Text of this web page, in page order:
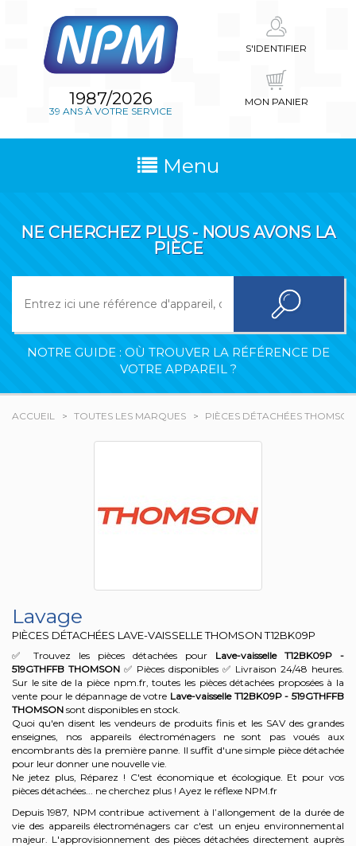
1987/2026
39 ANS À VOTRE SERVICE
S'IDENTIFIER
MON PANIER
Menu
NE CHERCHEZ PLUS - NOUS AVONS LA
PIÈCE
NOTRE GUIDE : OÙ TROUVER LA RÉFÉRENCE DE
VOTRE APPAREIL ?
ACCUEIL TOUTES LES MARQUES PIÈCES DÉTACHÉES THOMSON
Lavage
PIÈCES DÉTACHÉES LAVE-VAISSELLE THOMSONT12BK09P
✅ Trouvez les pièces détachées pour Lave-vaisselle T12BK09P -
519GTHFFB THOMSON ✅ Pièces disponibles ✅ Livraison 24/48 heures.
Sur le site de la pièce npm.fr, toutes les pièces détachées proposées à la
vente pour le dépannage de votre Lave-vaisselle T12BK09P - 519GTHFFB
THOMSON sont disponibles en stock.
Quoi qu'en disent les vendeurs de produits finis et les SAV des grandes
enseignes, nos appareils électroménagers ne sont pas voués aux
encombrants dès la première panne. Il suffit d'une simple pièce détachée
pour leur donner une nouvelle vie.
Ne jetez plus, Réparez ! C'est économique et écologique. Et pour vos
pièces détachées... ne cherchez plus ! Ayez le réflexe NPM.fr
Depuis 1987, NPM contribue activement à l’allongement de la durée de
vie des appareils électroménagers car c'est un enjeu environnemental
majeur. L'approvisionnement des pièces détachées directement auprès